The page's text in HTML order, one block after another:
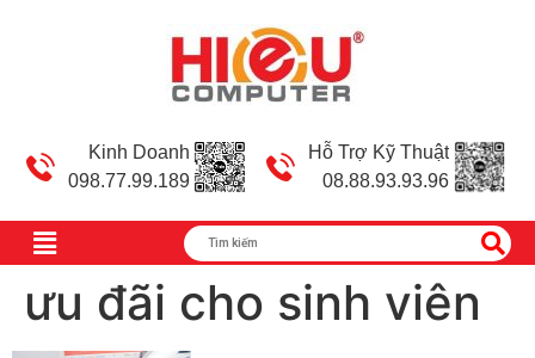
Kinh Doanh
098.77.99.189
Hỗ Trợ Kỹ Thuật
08.88.93.93.96
ưu đãi cho sinh viên